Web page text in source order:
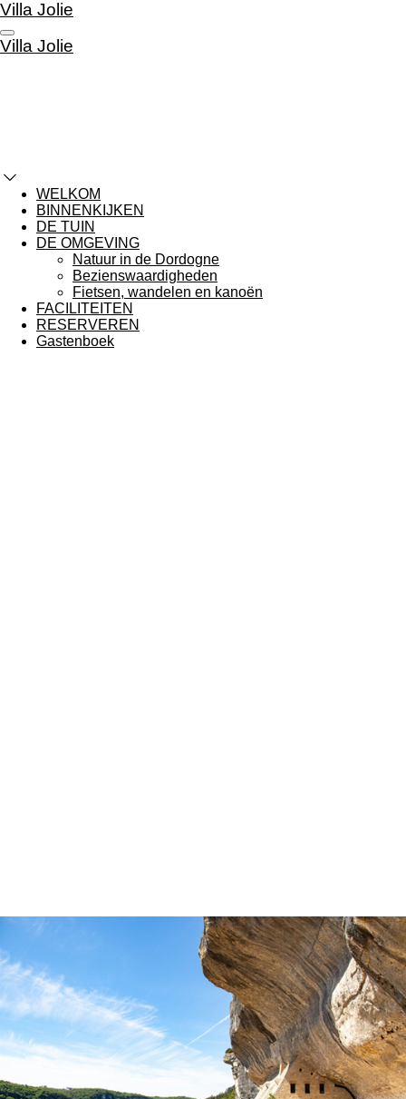
Ga
direct
naar
Villa Jolie
Villa Jolie
WELKOM
BINNENKIJKEN
DE TUIN
DE OMGEVING
Natuur in de Dordogne
Bezienswaardigheden
Fietsen, wandelen en kanoën
FACILITEITEN
RESERVEREN
Gastenboek